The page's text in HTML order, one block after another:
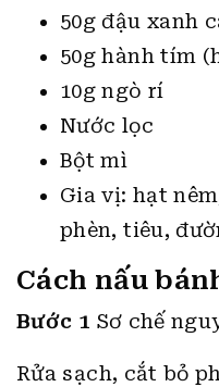
50g đậu xanh
50g hành tím
10g ngò rí
Nước lọc
Bột mì
Gia vị: hạt
phèn, tiêu,
Cách nấu
Bước 1 Sơ chế
Rửa sạch, cắt bỏ